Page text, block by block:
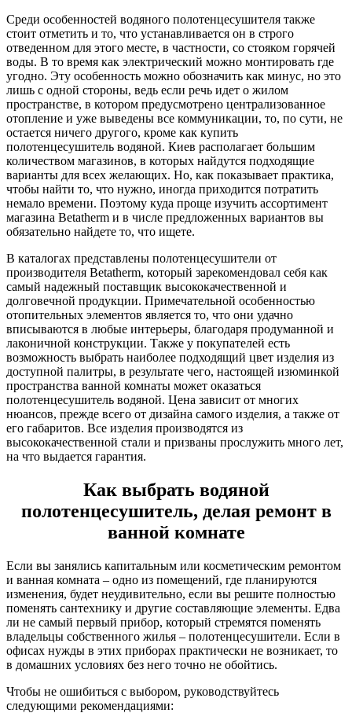
Среди особенностей водяного полотенцесушителя также
стоит отметить и то, что устанавливается он в строго
отведенном для этого месте, в частности, со стояком горячей
воды. В то время как электрический можно монтировать где
угодно. Эту особенность можно обозначить как минус, но это
лишь с одной стороны, ведь если речь идет о жилом
пространстве, в котором предусмотрено централизованное
отопление и уже выведены все коммуникации, то, по сути, не
остается ничего другого, кроме как купить
полотенцесушитель водяной. Киев располагает большим
количеством магазинов, в которых найдутся подходящие
варианты для всех желающих. Но, как показывает практика,
чтобы найти то, что нужно, иногда приходится потратить
немало времени. Поэтому куда проще изучить ассортимент
магазина Betatherm и в числе предложенных вариантов вы
обязательно найдете то, что ищете.
В каталогах представлены полотенцесушители от
производителя Betatherm, который зарекомендовал себя как
самый надежный поставщик высококачественной и
долговечной продукции. Примечательной особенностью
отопительных элементов является то, что они удачно
вписываются в любые интерьеры, благодаря продуманной и
лаконичной конструкции. Также у покупателей есть
возможность выбрать наиболее подходящий цвет изделия из
доступной палитры, в результате чего, настоящей изюминкой
пространства ванной комнаты может оказаться
полотенцесушитель водяной. Цена зависит от многих
нюансов, прежде всего от дизайна самого изделия, а также от
его габаритов. Все изделия производятся из
высококачественной стали и призваны прослужить много лет,
на что выдается гарантия.
Как выбрать водяной
полотенцесушитель, делая ремонт в
ванной комнате
Если вы занялись капитальным или косметическим ремонтом
и ванная комната – одно из помещений, где планируются
изменения, будет неудивительно, если вы решите полностью
поменять сантехнику и другие составляющие элементы. Едва
ли не самый первый прибор, который стремятся поменять
владельцы собственного жилья – полотенцесушители. Если в
офисах нужды в этих приборах практически не возникает, то
в домашних условиях без него точно не обойтись.
Чтобы не ошибиться с выбором, руководствуйтесь
следующими рекомендациями: